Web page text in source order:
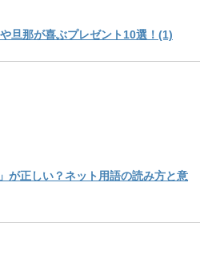
旦那が喜ぶプレゼント10選！(1)
が正しい？ネット用語の読み方と意